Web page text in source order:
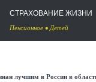
СТРАХОВАНИЕ ЖИЗНИ
Пенсионное •Детей
лучшим в России в